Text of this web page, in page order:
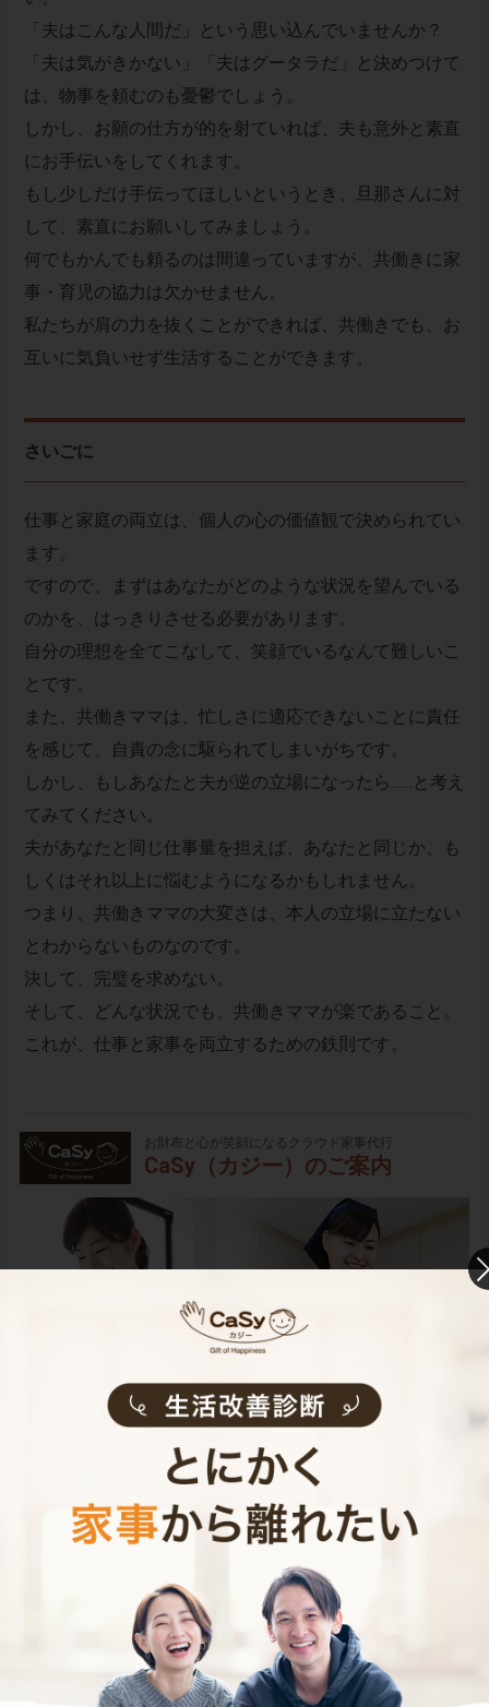
「夫はこんな人間だ」という思い込んでいませんか？
「夫は気がきかない」「夫はグータラだ」と決めつけて
は、物事を頼むのも憂鬱でしょう。
しかし、お願の仕方が的を射ていれば、夫も意外と素直
にお手伝いをしてくれます。
もし少しだけ手伝ってほしいというとき、旦那さんに対
して、素直にお願いしてみましょう。
何でもかんでも頼るのは間違っていますが、共働きに家
事・育児の協力は欠かせません。
私たちが肩の力を抜くことができれば、共働きでも、お
互いに気負いせず生活することができます。
さいごに
仕事と家庭の両立は、個人の心の価値観で決められてい
ます。
ですので、まずはあなたがどのような状況を望んでいる
のかを、はっきりさせる必要があります。
自分の理想を全てこなして、笑顔でいるなんて難しいこ
とです。
また、共働きママは、忙しさに適応できないことに責任
を感じて、自責の念に駆られてしまいがちです。
しかし、もしあなたと夫が逆の立場になったら……と考え
てみてください。
夫があなたと同じ仕事量を担えば、あなたと同じか、も
しくはそれ以上に悩むようになるかもしれません。
つまり、共働きママの大変さは、本人の立場に立たない
とわからないものなのです。
決して、完璧を求めない。
そして、どんな状況でも、共働きママが楽であること。
これが、仕事と家事を両立するための鉄則です。
お財布と心が笑顔になるクラウド家事代行
CaSy（カジー）のご案内
CaSyは、1時間2,790円(税込)からお使いいただけるカン
タン･便利･あんしんなお掃除代行･お料理代行サービスで
シンプルでお財布に優しい料金体系
スマホだけで24時間365日依頼可能（電話･事前訪問なし）
スタッフ･お客様双方への本人確認で安全
万が一の物損も損害保険があるから安心 （適応の範囲内）